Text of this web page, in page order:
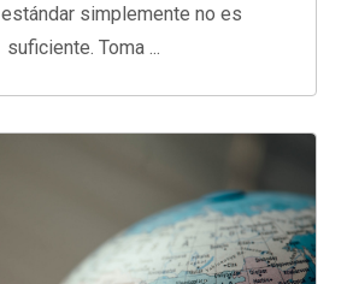
simplemente no es
suficiente. Toma ...